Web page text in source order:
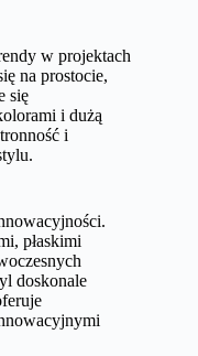
w projektach
na prostocie,
się
i dużą
i
płaskimi
doskonale